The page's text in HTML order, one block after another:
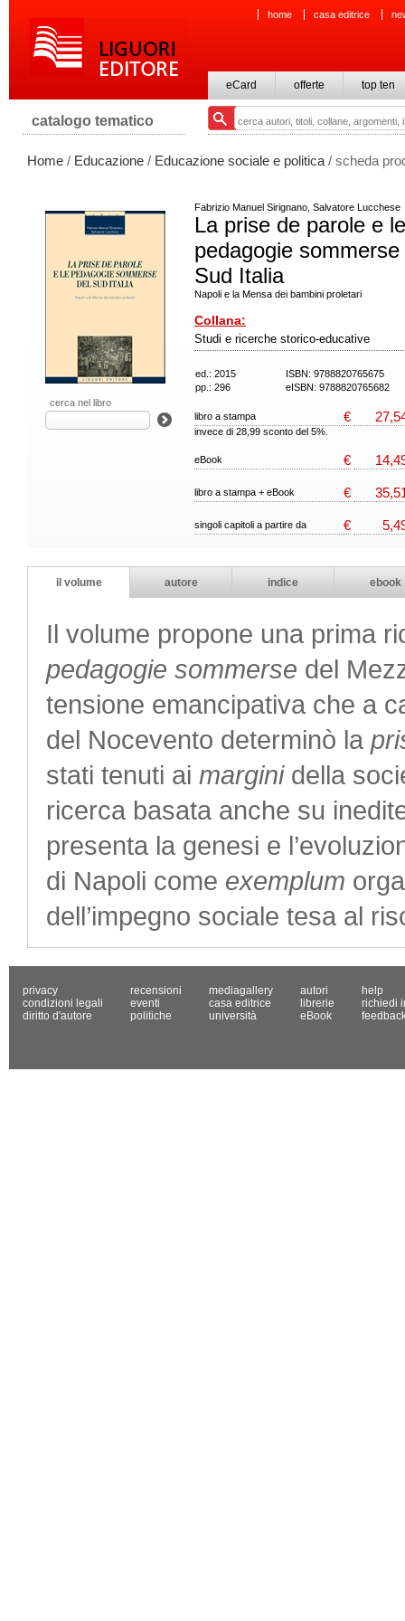
home casa editrice
eCard offerte top ten
catalogo tematico
Home / Educazione / Educazione sociale e politica / scheda
cerca nel libro
Fabrizio Manuel Sirignano, Salvatore Lucchese
La prise de parole e le
pedagogie sommerse
Sud Italia
Napoli e la Mensa dei bambini proletari
Collana:
Studi e ricerche storico-educative
ed.: 2015
ISBN: 9788820765675
pp.: 296
eISBN: 9788820765682
libro a stampa €
invece di 28,99 sconto del 5%.
eBook €
libro a stampa + eBook €
singoli capitoli a partire da €
il volume autore indice ebook
Il volume propone una prima
pedagogie sommerse del
tensione emancipativa che a
del Nocevento determinò la
stati tenuti ai margini della
ricerca basata anche su
presenta la genesi e
di Napoli come exemplum
dell’impegno sociale tesa al
privacy
condizioni legali
diritto d'autore
recensioni
eventi
politiche
mediagallery
casa editrice
università
autori
librerie
eBook
help
richiedi